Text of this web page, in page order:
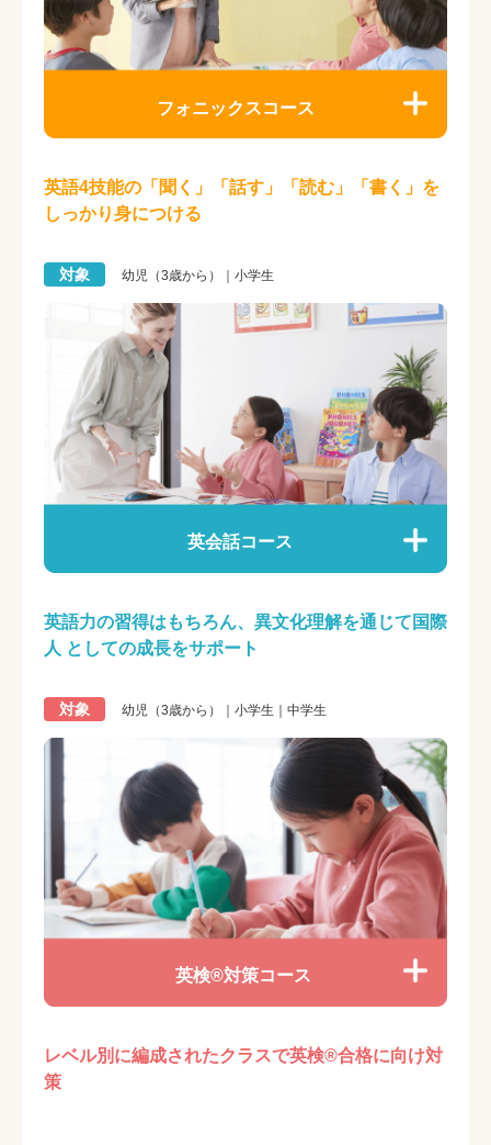
フォニックスコース
英語4技能の「聞く」「話す」「読む」「書く」を
しっかり身につける
対象 幼児（3歳から）｜小学生
英会話コース
英語力の習得はもちろん、異文化理解を通じて国際
人 としての成長をサポート
対象 幼児（3歳から）｜小学生｜中学生
英検®対策コース
レベル別に編成されたクラスで英検®合格に向け対
策